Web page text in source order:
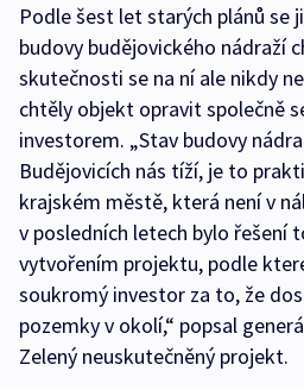
Podle šest let starých plánů se
budovy budějovického nádraží
skutečnosti se na ní ale nikdy
chtěly objekt opravit společně
investorem. „Stav budovy
Budějovicích nás tíží, je to
krajském městě, která není v
v posledních letech bylo řešení
vytvořením projektu, podle
soukromý investor za to, že
pozemky v okolí,“ popsal
Zelený neuskutečněný projekt.